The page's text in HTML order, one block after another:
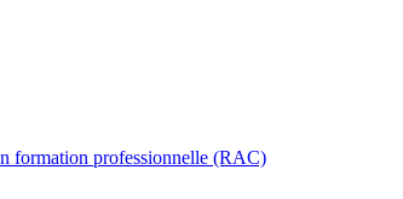
formation professionnelle (RAC)